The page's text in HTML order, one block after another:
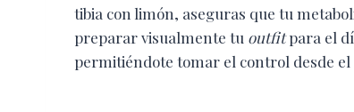
tibia con limón, aseguras que tu
preparar visualmente tu outfitpara el
permitiéndote tomar el control desde